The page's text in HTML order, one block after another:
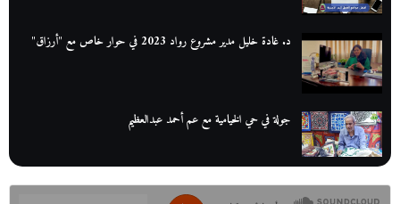
د. غادة خليل مدير مشروع رواد 2023 في حوار خاص مع "أرزاق"
جولة في حي الخيامية مع عم أحمد عبدالعظيم
عم عوض| قصة كفاح بائع كتب تبدأ بالأُمية